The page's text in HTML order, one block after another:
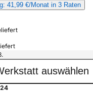
41,99 €/Monat in 3 Raten
auswählen